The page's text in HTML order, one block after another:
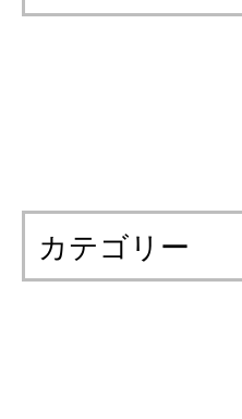
カテゴリー